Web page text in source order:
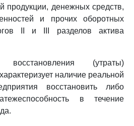
продукции, денежных средств,
и прочих оборотных
II и III разделов актива
(утраты)
наличие реальной
восстановить либо
в течение